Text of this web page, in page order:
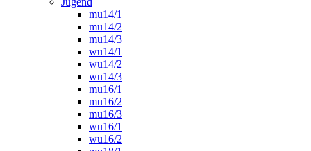
mu14/1
mu14/2
mu14/3
wu14/1
wu14/2
wu14/3
mu16/1
mu16/2
mu16/3
wu16/1
wu16/2